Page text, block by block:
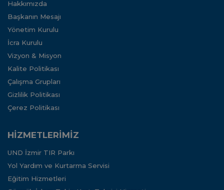
Hakkımızda
Başkanın Mesajı
Yönetim Kurulu
İcra Kurulu
Vizyon & Misyon
Kalite Politikası
Çalışma Grupları
Gizlilik Politikası
Çerez Politikası
HİZMETLERİMİZ
UND İzmir TIR Parkı
Yol Yardım ve Kurtarma Servisi
Eğitim Hizmetleri